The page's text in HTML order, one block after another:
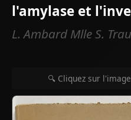
l'amylase et
L. Ambard Mlle S.
🔍 Cliquez sur